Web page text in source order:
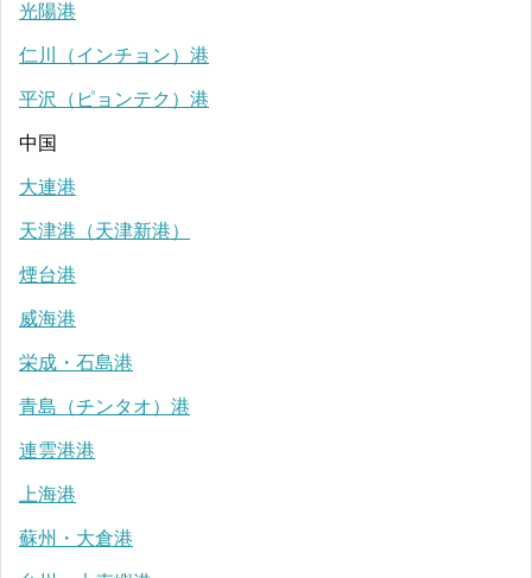
光陽港
仁川（インチョン）港
平沢（ピョンテク）港
中国
大連港
天津港（天津新港）
煙台港
威海港
栄成・石島港
青島（チンタオ）港
連雲港港
上海港
蘇州・大倉港